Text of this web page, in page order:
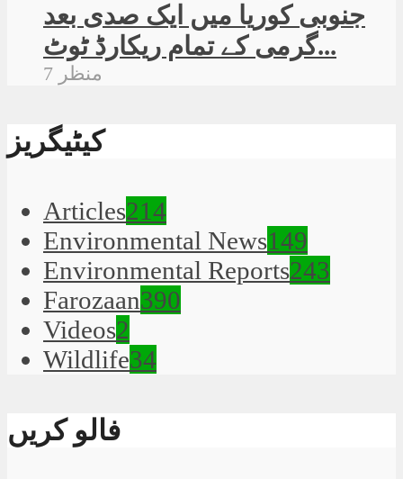
جنوبی کوریا میں ایک صدی بعد
گرمی کے تمام ریکارڈ ٹوٹ...
7 منظر
کیٹیگریز
Articles214
Environmental News149
Environmental Reports243
Farozaan390
Videos2
Wildlife34
فالو کریں